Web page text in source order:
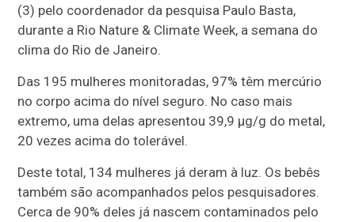
(3) pelo coordenador da pesquisa Paulo Basta,
durante a Rio Nature & Climate Week, a semana do
clima do Rio de Janeiro.
Das 195 mulheres monitoradas, 97% têm mercúrio
no corpo acima do nível seguro. No caso mais
extremo, uma delas apresentou 39,9 µg/g do metal,
20 vezes acima do tolerável.
Deste total, 134 mulheres já deram à luz. Os bebês
também são acompanhados pelos pesquisadores.
Cerca de 90% deles já nascem contaminados pelo